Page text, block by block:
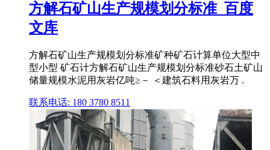
方解石矿山生产规模划分标准_百度
文库
方解石矿山生产规模划分标准矿种矿石计算单位大型中
型小型 矿石计方解石矿山生产规模划分标准砂石土矿山
储量规模水泥用灰岩亿吨≥－ ＜建筑石料用灰岩万 .
联系电话: 180 3780 8511